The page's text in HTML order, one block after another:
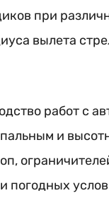
при
вылета
работ с
и